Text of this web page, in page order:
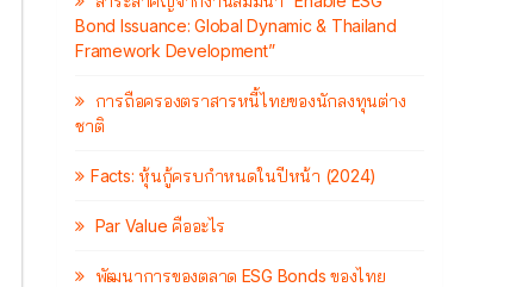
Bond Issuance: Global Dynamic & Thailand
Framework Development”
การถือครองตราสารหนี้ไทยของนักลงทุนต่าง
ชาติ
Facts: หุ้นกู้ครบกำหนดในปีหน้า (2024)
Par Value คืออะไร
พัฒนาการของตลาด ESG Bonds ของไทย